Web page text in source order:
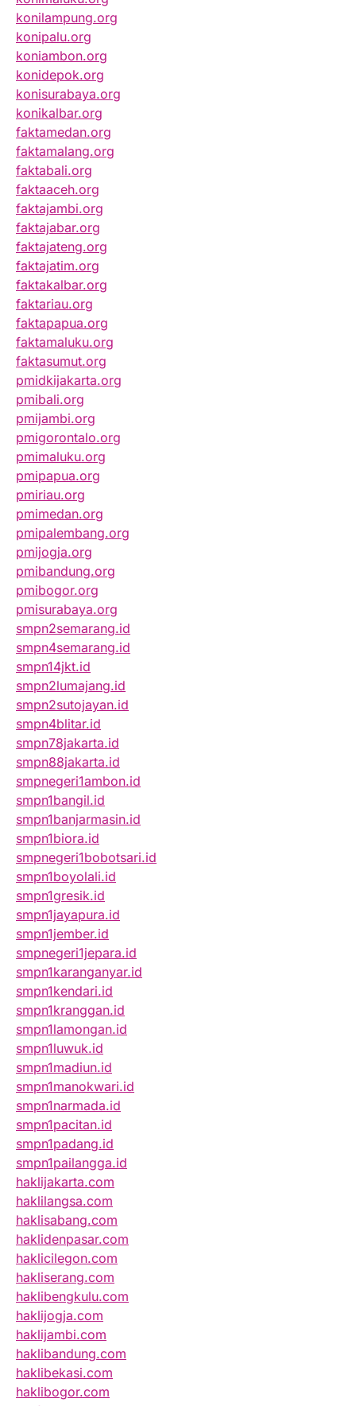
konilampung.org
konipalu.org
koniambon.org
konidepok.org
konisurabaya.org
konikalbar.org
faktamedan.org
faktamalang.org
faktabali.org
faktaaceh.org
faktajambi.org
faktajabar.org
faktajateng.org
faktajatim.org
faktakalbar.org
faktariau.org
faktapapua.org
faktamaluku.org
faktasumut.org
pmidkijakarta.org
pmibali.org
pmijambi.org
pmigorontalo.org
pmimaluku.org
pmipapua.org
pmiriau.org
pmimedan.org
pmipalembang.org
pmijogja.org
pmibandung.org
pmibogor.org
pmisurabaya.org
smpn2semarang.id
smpn4semarang.id
smpn14jkt.id
smpn2lumajang.id
smpn2sutojayan.id
smpn4blitar.id
smpn78jakarta.id
smpn88jakarta.id
smpnegeri1ambon.id
smpn1bangil.id
smpn1banjarmasin.id
smpn1biora.id
smpnegeri1bobotsari.id
smpn1boyolali.id
smpn1gresik.id
smpn1jayapura.id
smpn1jember.id
smpnegeri1jepara.id
smpn1karanganyar.id
smpn1kendari.id
smpn1kranggan.id
smpn1lamongan.id
smpn1luwuk.id
smpn1madiun.id
smpn1manokwari.id
smpn1narmada.id
smpn1pacitan.id
smpn1padang.id
smpn1pailangga.id
haklijakarta.com
haklilangsa.com
haklisabang.com
haklidenpasar.com
haklicilegon.com
hakliserang.com
haklibengkulu.com
haklijogja.com
haklijambi.com
haklibandung.com
haklibekasi.com
haklibogor.com